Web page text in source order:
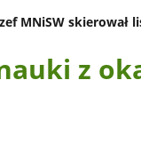
MNiSW
z